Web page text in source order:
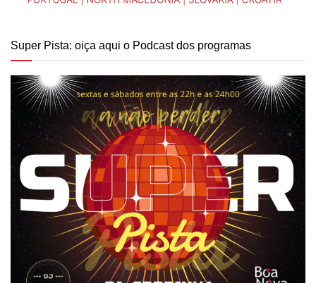
Super Pista: oiça aqui o Podcast dos programas